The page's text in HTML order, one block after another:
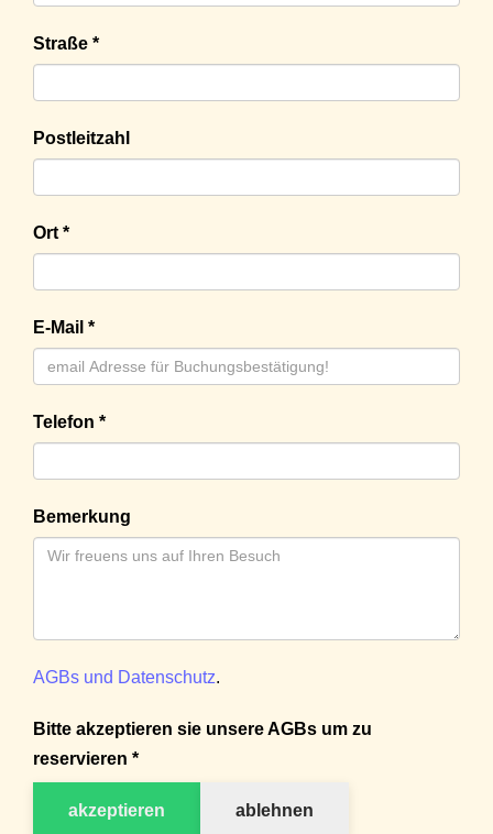
Straße *
Postleitzahl
Ort *
E-Mail *
Telefon *
Bemerkung
AGBs und Datenschutz.
Bitte akzeptieren sie unsere AGBs um zu
reservieren *
akzeptieren ablehnen